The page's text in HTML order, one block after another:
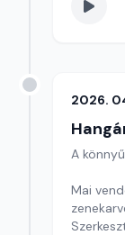
2026.
A
Mai